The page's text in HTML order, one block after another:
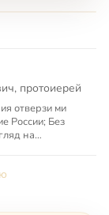
протоиерей
отверзи ми
России; Без
на